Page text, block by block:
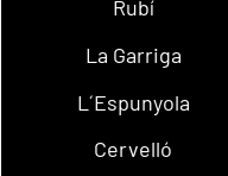
Rubí
La Garriga
L´Espunyola
Cervelló